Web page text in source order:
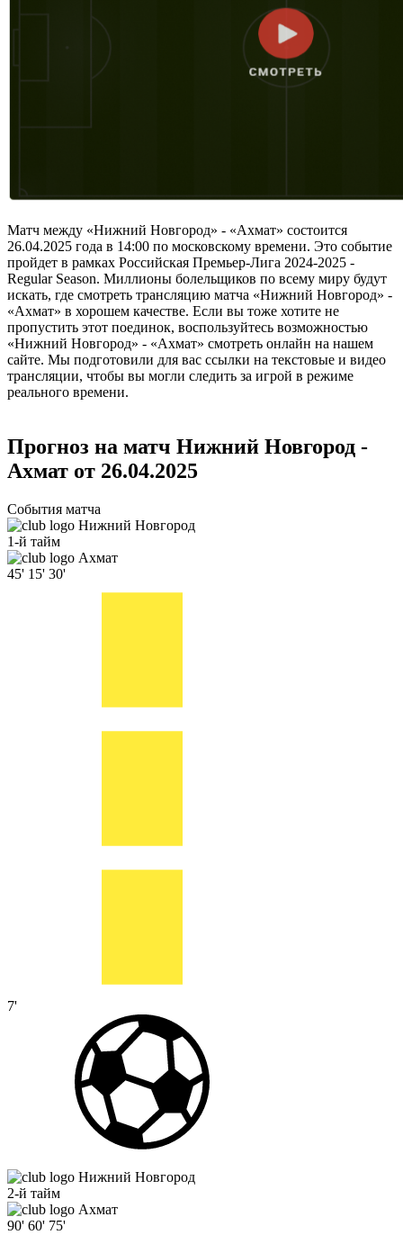
Матч между «Нижний Новгород» - «Ахмат» состоится
26.04.2025 года в 14:00 по московскому времени. Это событие
пройдет в рамках Российская Премьер-Лига 2024-2025 -
Regular Season. Миллионы болельщиков по всему миру будут
искать, где смотреть трансляцию матча «Нижний Новгород» -
«Ахмат» в хорошем качестве. Если вы тоже хотите не
пропустить этот поединок, воспользуйтесь возможностью
«Нижний Новгород» - «Ахмат» смотреть онлайн на нашем
сайте. Мы подготовили для вас ссылки на текстовые и видео
трансляции, чтобы вы могли следить за игрой в режиме
реального времени.
Прогноз на матч Нижний Новгород -
Ахмат от 26.04.2025
События матча
Нижний Новгород
1-й тайм
Ахмат
45' 15' 30'
7'
Нижний Новгород
2-й тайм
Ахмат
90' 60' 75'